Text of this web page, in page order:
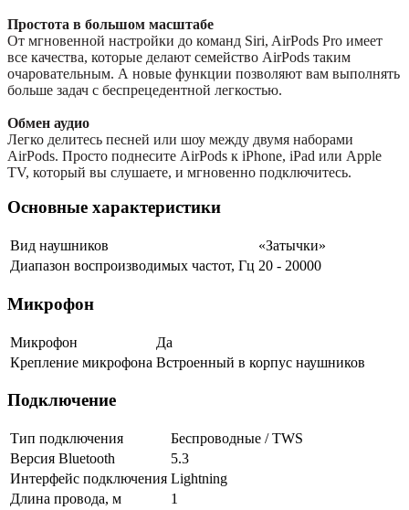
Простота в большом масштабе
От мгновенной настройки до команд Siri, AirPods Pro имеет
все качества, которые делают семейство AirPods таким
очаровательным. А новые функции позволяют вам выполнять
больше задач с беспрецедентной легкостью.
Обмен аудио
Легко делитесь песней или шоу между двумя наборами
AirPods. Просто поднесите AirPods к iPhone, iPad или Apple
TV, который вы слушаете, и мгновенно подключитесь.
Основные характеристики
Вид наушников
«Затычки»
Диапазон воспроизводимых частот, Гц 20 - 20000
Микрофон
Микрофон
Да
Крепление микрофона Встроенный в корпус наушников
Подключение
Тип подключения
Беспроводные / TWS
Версия Bluetooth
5.3
Интерфейс подключения Lightning
Длина провода, м
1